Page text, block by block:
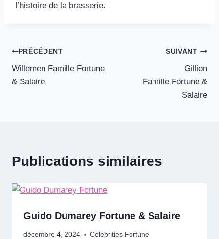
l’histoire de la brasserie.
Navigation
de
PRÉCÉDENT
Willemen Famille Fortune
& Salaire
SUIVANT
Gillion
Famille Fortune &
Salaire
Publications similaires
Guido Dumarey Fortune & Salaire
décembre 4, 2024 Celebrities Fortune